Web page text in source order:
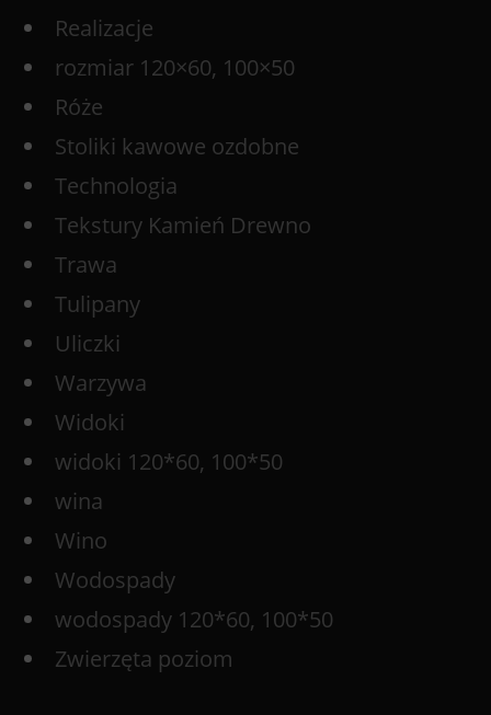
Realizacje
rozmiar 120×60, 100×50
Róże
Stoliki kawowe ozdobne
Technologia
Tekstury Kamień Drewno
Trawa
Tulipany
Uliczki
Warzywa
Widoki
widoki 120*60, 100*50
wina
Wino
Wodospady
wodospady 120*60, 100*50
Zwierzęta poziom